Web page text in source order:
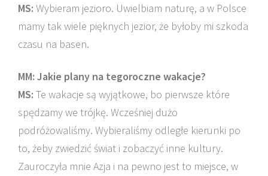
MS: Wybieram jezioro. Uwielbiam naturę, a w Polsce
mamy tak wiele pięknych jezior, że byłoby mi szkoda
czasu na basen.
MM: Jakie plany na tegoroczne wakacje?
MS: Te wakacje są wyjątkowe, bo pierwsze które
spędzamy we trójkę. Wcześniej dużo
podróżowaliśmy. Wybieraliśmy odległe kierunki po
to, żeby zwiedzić świat i zobaczyć inne kultury.
Zauroczyła mnie Azja i na pewno jest to miejsce, w